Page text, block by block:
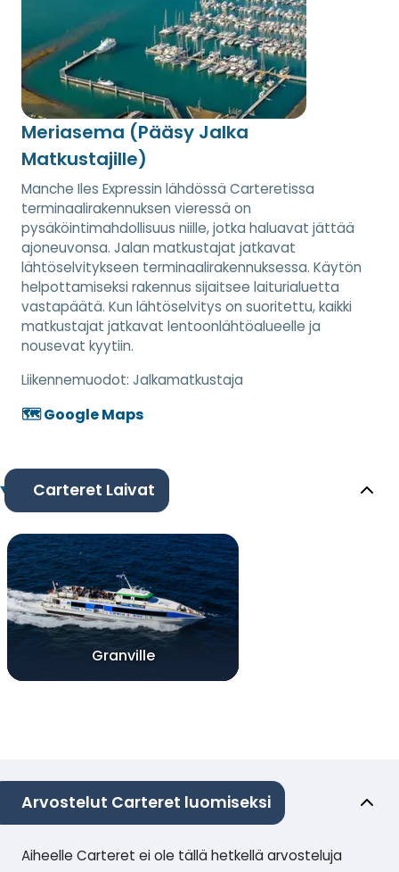
Meriasema (Pääsy Jalka
Matkustajille)
Manche Iles Expressin lähdössä Carteretissa
terminaalirakennuksen vieressä on
pysäköintimahdollisuus niille, jotka haluavat jättää
ajoneuvonsa. Jalan matkustajat jatkavat
lähtöselvitykseen terminaalirakennuksessa. Käytön
helpottamiseksi rakennus sijaitsee laiturialuetta
vastapäätä. Kun lähtöselvitys on suoritettu, kaikki
matkustajat jatkavat lentoonlähtöalueelle ja
nousevat kyytiin.
Liikennemuodot: Jalkamatkustaja
🗺️ Google Maps
Carteret Laivat
Granville
Arvostelut Carteret luomiseksi
Aiheelle Carteret ei ole tällä hetkellä arvosteluja